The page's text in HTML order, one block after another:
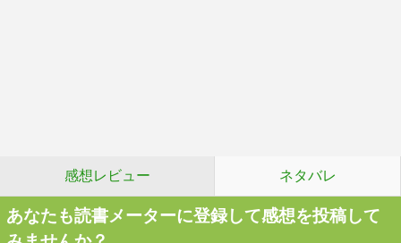
感想レビュー ネタバレ
あなたも読書メーターに登録して感想を投稿して